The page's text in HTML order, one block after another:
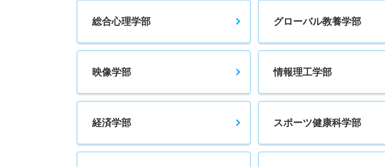
総合心理学部 グローバル教養学部
映像学部 情報理工学部
経済学部 スポーツ健康科学部